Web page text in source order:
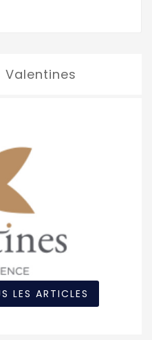
Valentines
LES ARTICLES